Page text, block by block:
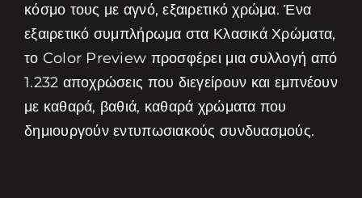
κόσμο τους με αγνό, εξαιρετικό χρώμα. Ένα
εξαιρετικό συμπλήρωμα στα Κλασικά Χρώματα,
το Color Preview προσφέρει μια συλλογή από
1.232 αποχρώσεις που διεγείρουν και εμπνέουν
με καθαρά, βαθιά, καθαρά χρώματα που
δημιουργούν εντυπωσιακούς συνδυασμούς.